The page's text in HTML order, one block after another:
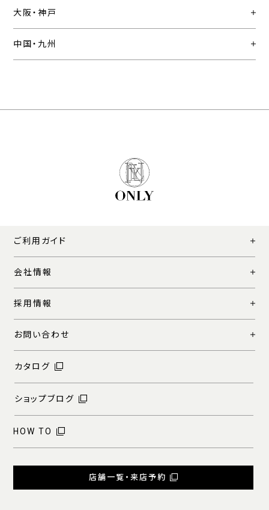
大阪・神戸
中国・九州
ご利用ガイド
会社情報
採用情報
お問い合わせ
カタログ
ショップブログ
HOW TO
店舗一覧・来店予約